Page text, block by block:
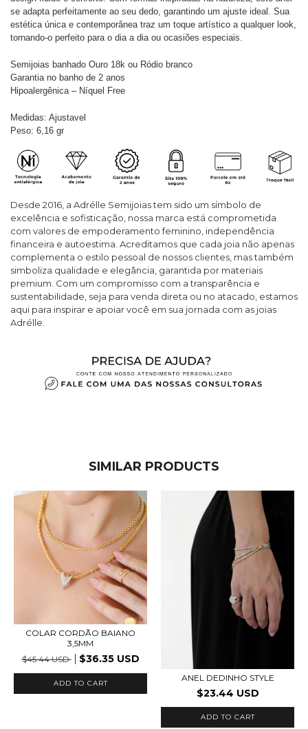
se adapta perfeitamente ao seu dedo, garantindo um ajuste ideal. Sua
estética única e contemporânea traz um toque artístico a qualquer look,
tornando-o perfeito para o dia a dia ou ocasiões especiais.
Semijoias banhado Ouro 18k ou Ródio branco
Garantia no banho de 2 anos
Hipoalergênica – Níquel Free
Medidas: Ajustavel
Peso: 6,16 gr
Desde 2016, a Adrélle Semijoias tem sido um símbolo de
excelência e sofisticação, nossa marca está comprometida
com valores de empoderamento feminino, independência
financeira e autoestima. Acreditamos que cada joia não apenas
complementa o estilo pessoal de nossos clientes, mas também
simboliza qualidade e elegância, garantida por materiais
premium. Com um compromisso com a transparência e
sustentabilidade, seja para venda direta ou no atacado, estamos
aqui para inspirar e apoiar você em sua jornada com as joias
Adrélle.
SIMILAR PRODUCTS
COLAR CORDÃO BAIANO
3,5MM
$45.44 USD
$36.35 USD
ADD TO CART
ANEL DEDINHO STYLE
$23.44 USD
ADD TO CART